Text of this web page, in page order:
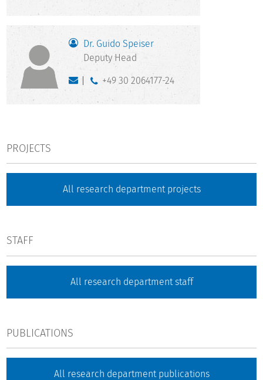
Dr. Guido Speiser
Deputy Head
+49 30 2064177-24
PROJECTS
All research department projects
STAFF
All research department staff
PUBLICATIONS
All research department publications